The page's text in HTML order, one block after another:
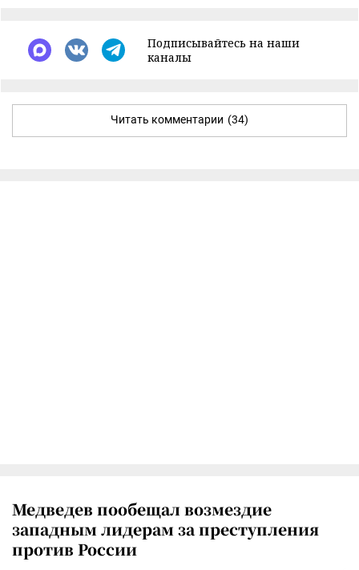
Подписывайтесь на наши
каналы
Читать комментарии (34)
Медведев пообещал возмездие
западным лидерам за преступления
против России